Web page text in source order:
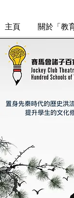
主頁 關於「教